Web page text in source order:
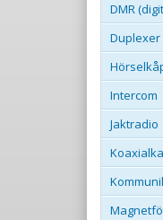
DMR
Intercom
Jaktradio